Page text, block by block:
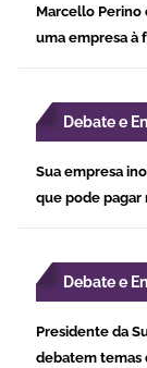
Marcello Perino
uma empresa à
Debate e
Sua empresa
que pode pagar
Debate e
Presidente da
debatem temas